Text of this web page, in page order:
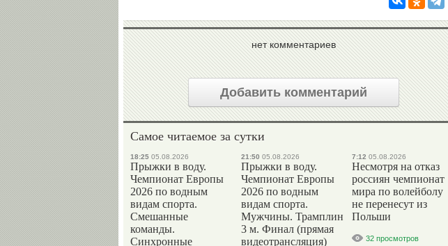
нет комментариев
Добавить комментарий
Самое читаемое за сутки
18:25 05.08.2026
Прыжки в воду.
Чемпионат Европы
2026 по водным
видам спорта.
Смешанные
команды.
Синхронные
21:50 05.08.2026
Прыжки в воду.
Чемпионат Европы
2026 по водным
видам спорта.
Мужчины. Трамплин
3 м. Финал (прямая
видеотрансляция)
7:12 05.08.2026
Несмотря на отказ
россиян чемпионат
мира по волейболу
не перенесут из
Польши
32 просмотров